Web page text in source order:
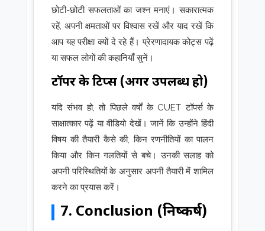
छोटी-छोटी सफलताओं का जश्न मनाएं। सकारात्मक
रहें, अपनी क्षमताओं पर विश्वास रखें और याद रखें कि
आप यह परीक्षा क्यों दे रहे हैं। प्रेरणादायक कोट्स पढ़ें
या सफल लोगों की कहानियाँ सुनें।
टॉपर के टिप्स (अगर उपलब्ध हो)
यदि संभव हो, तो पिछले वर्षों के CUET टॉपर्स के
साक्षात्कार पढ़ें या वीडियो देखें। जानें कि उन्होंने हिंदी
विषय की तैयारी कैसे की, किन रणनीतियों का पालन
किया और किन गलतियों से बचे। उनकी सलाह को
अपनी परिस्थितियों के अनुसार अपनी तैयारी में शामिल
करने का प्रयास करें।
7. Conclusion (निष्कर्ष)